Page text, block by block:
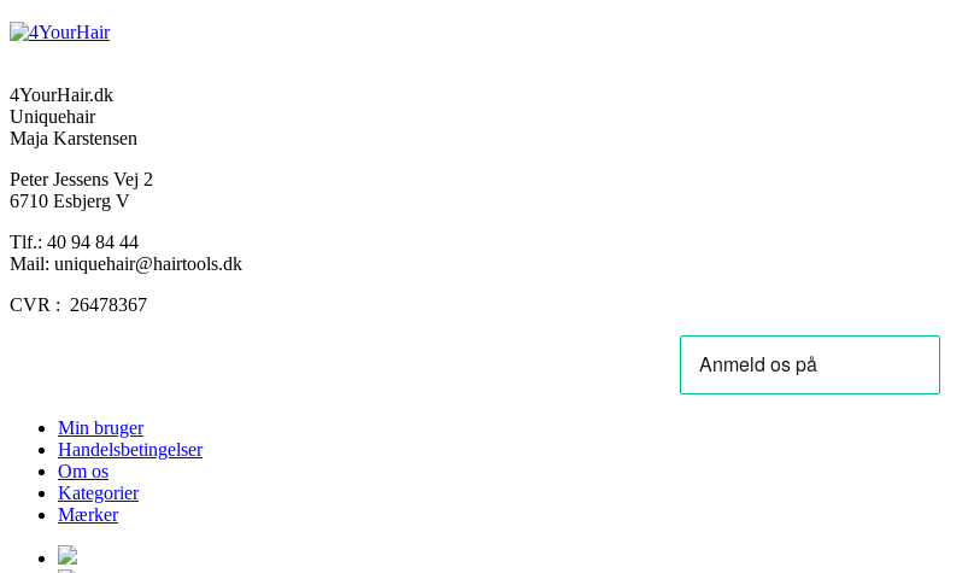
4YourHair.dk
Uniquehair
Maja Karstensen
Peter Jessens Vej 2
6710 Esbjerg V
Tlf.: 40 94 84 44
Mail: uniquehair@hairtools.dk
CVR : 26478367
Min bruger
Handelsbetingelser
Om os
Kategorier
Mærker